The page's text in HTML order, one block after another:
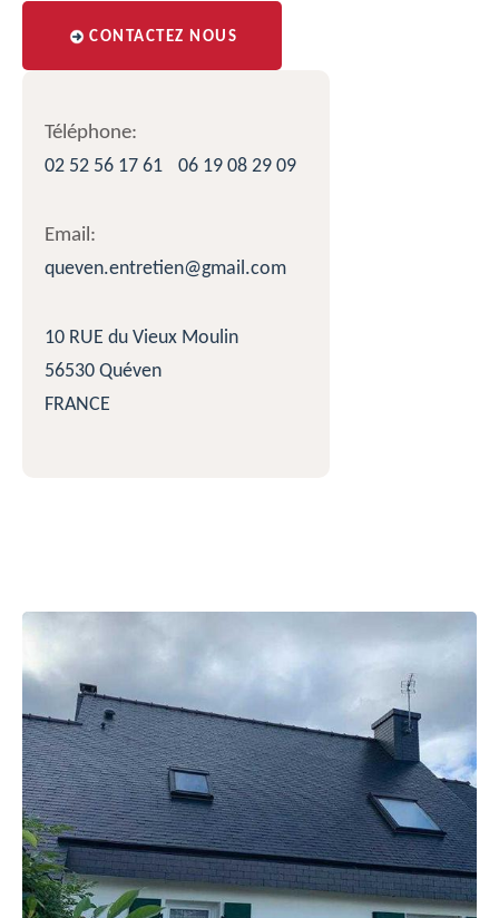
CONTACTEZ NOUS
Téléphone:
02 52 56 17 61
06 19 08 29 09
Email:
queven.entretien@gmail.com
10 RUE du Vieux Moulin
56530 Quéven
FRANCE